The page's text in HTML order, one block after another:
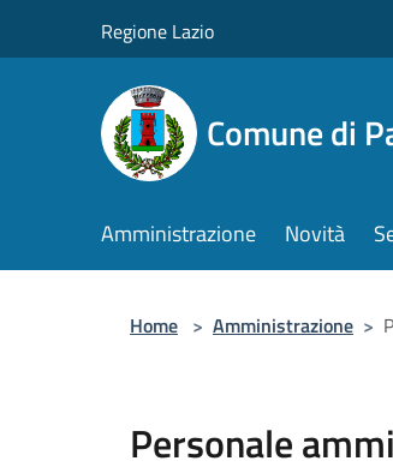
Regione Lazio
Comune di
Amministrazione Novità
Home > Amministrazione >
Personale